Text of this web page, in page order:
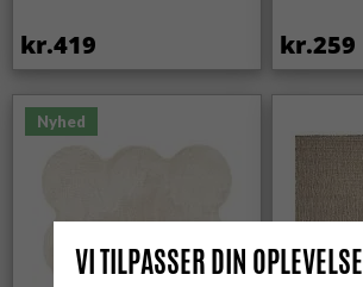
kr.419 kr.259
Nyhed
VI TILPASSER DIN OPLEVELSE